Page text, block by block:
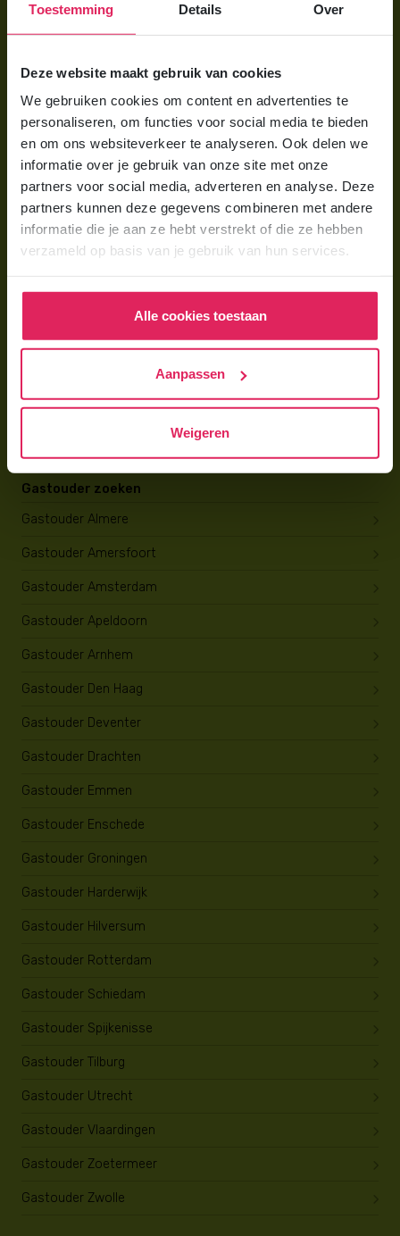
Toestemming Details Over
Deze website maakt gebruik van cookies
We gebruiken cookies om content en advertenties te
personaliseren, om functies voor social media te bieden
en om ons websiteverkeer te analyseren. Ook delen we
informatie over je gebruik van onze site met onze
partners voor social media, adverteren en analyse. Deze
partners kunnen deze gegevens combineren met andere
informatie die je aan ze hebt verstrekt of die ze hebben
verzameld op basis van je gebruik van hun services.
Alle cookies toestaan
Aanpassen
Weigeren
Voor ouders
Wat kost een gastouder?
Hoe vind ik een gastouder?
Voor gastouders
Gastouder worden bij 4Kids
Hoe vind ik gastkinderen?
Wat verdient een gastouder?
Gastouder zoeken
Gastouder Almere
Gastouder Amersfoort
Gastouder Amsterdam
Gastouder Apeldoorn
Gastouder Arnhem
Gastouder Den Haag
Gastouder Deventer
Gastouder Drachten
Gastouder Emmen
Gastouder Enschede
Gastouder Groningen
Gastouder Harderwijk
Gastouder Hilversum
Gastouder Rotterdam
Gastouder Schiedam
Gastouder Spijkenisse
Gastouder Tilburg
Gastouder Utrecht
Gastouder Vlaardingen
Gastouder Zoetermeer
Gastouder Zwolle